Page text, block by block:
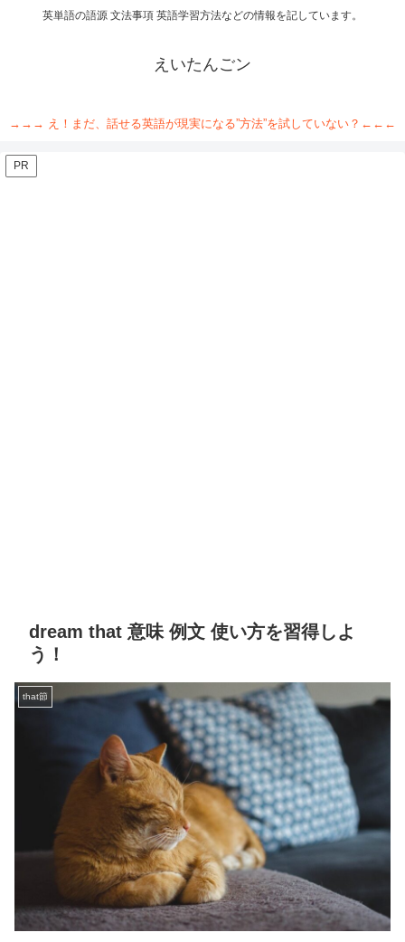
英単語の語源 文法事項 英語学習方法などの情報を記しています。
えいたんごン
→→→ え！まだ、話せる英語が現実になる”方法”を試していない？←←←
PR
dream that 意味 例文 使い方を習得しよ
う！
that節